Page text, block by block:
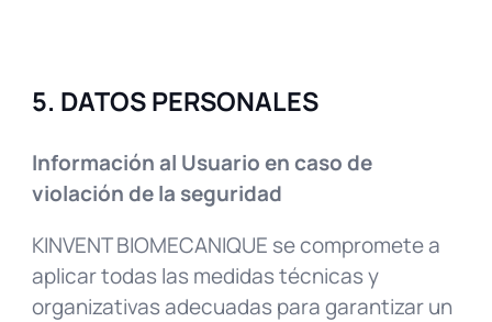
5. DATOS PERSONALES
Información al Usuario en caso de
violación de la seguridad
KINVENT BIOMECANIQUE se compromete a
aplicar todas las medidas técnicas y
organizativas adecuadas para garantizar un